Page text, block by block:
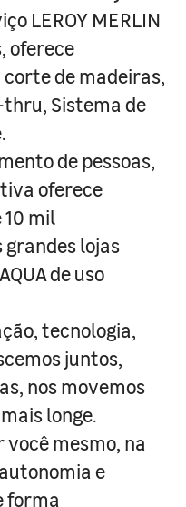
LEROY MERLIN
oferece
de madeiras,
Sistema de
de pessoas,
oferece
mil
grandes lojas
de uso
tecnologia,
juntos,
nos movemos
longe.
você mesmo, na
e
forma